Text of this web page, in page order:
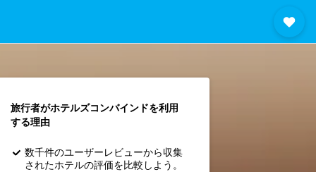
旅行者がホテルズコンバインド​を利用
する理由
数千件のユーザーレビューから収集
されたホテルの評価を比較しよう。